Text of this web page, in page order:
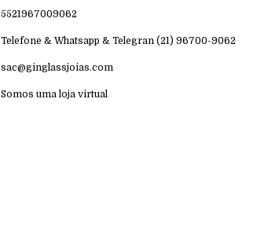
5521967009062
Telefone & Whatsapp & Telegran (21) 96700-9062
sac@ginglassjoias.com
Somos uma loja virtual